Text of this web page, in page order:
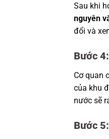
Sau khi
nguyên
đổi và
Bước
Cơ quan
của khu
nước sẽ
Bước